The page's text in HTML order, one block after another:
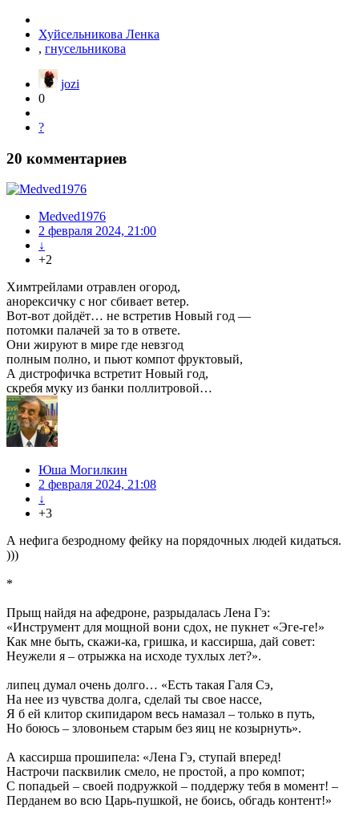
Хуйсельникова Ленка
, гнусельникова
jozi
0
?
20 комментариев
Medved1976
2 февраля 2024, 21:00
↓
+2
Химтрейлами отравлен огород,
анорексичку с ног сбивает ветер.
Вот-вот дойдёт… не встретив Новый год —
потомки палачей за то в ответе.
Они жируют в мире где невзгод
полным полно, и пьют компот фруктовый,
А дистрофичка встретит Новый год,
скребя муку из банки поллитровой…
Юша Могилкин
2 февраля 2024, 21:08
↓
+3
А нефига безродному фейку на порядочных людей кидаться.
)))
*
Прыщ найдя на афедроне, разрыдалась Лена Гэ:
«Инструмент для мощной вони сдох, не пукнет «Эге-ге!»
Как мне быть, скажи-ка, гришка, и кассирша, дай совет:
Неужели я – отрыжка на исходе тухлых лет?».
липец думал очень долго… «Есть такая Галя Сэ,
На нее из чувства долга, сделай ты свое нассе,
Я б ей клитор скипидаром весь намазал – только в путь,
Но боюсь – зловоньем старым без яиц не козырнуть».
А кассирша прошипела: «Лена Гэ, ступай вперед!
Настрочи пасквилик смело, не простой, а про компот;
С попадьей – своей подружкой – поддержу тебя в момент! –
Перданем во всю Царь-пушкой, не боись, обгадь контент!»